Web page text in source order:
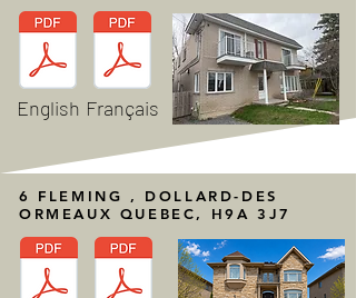
English Français
6 FLEMING , DOLLARD-DES
ORMEAUX QUEBEC, H9A 3J7